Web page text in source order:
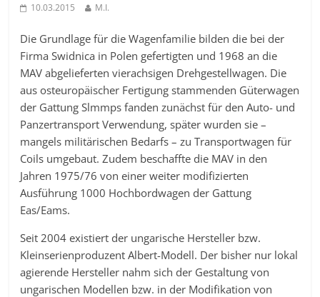
10.03.2015 M.I.
Die Grundlage für die Wagenfamilie bilden die bei der
Firma Swidnica in Polen gefertigten und 1968 an die
MAV abgelieferten vierachsigen Drehgestellwagen. Die
aus osteuropäischer Fertigung stammenden Güterwagen
der Gattung Slmmps fanden zunächst für den Auto- und
Panzertransport Verwendung, später wurden sie –
mangels militärischen Bedarfs – zu Transportwagen für
Coils umgebaut. Zudem beschaffte die MAV in den
Jahren 1975/76 von einer weiter modifizierten
Ausführung 1000 Hochbordwagen der Gattung
Eas/Eams.
Seit 2004 existiert der ungarische Hersteller bzw.
Kleinserienproduzent Albert-Modell. Der bisher nur lokal
agierende Hersteller nahm sich der Gestaltung von
ungarischen Modellen bzw. in der Modifikation von